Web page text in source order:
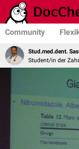
Community
Stud.med.dent.
Student/in der